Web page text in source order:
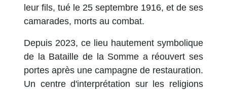
leur fils, tué le 25 septembre 1916, et de ses
camarades, morts au combat.
Depuis 2023, ce lieu hautement symbolique
de la Bataille de la Somme a réouvert ses
portes après une campagne de restauration.
Un centre d'interprétation sur les religions